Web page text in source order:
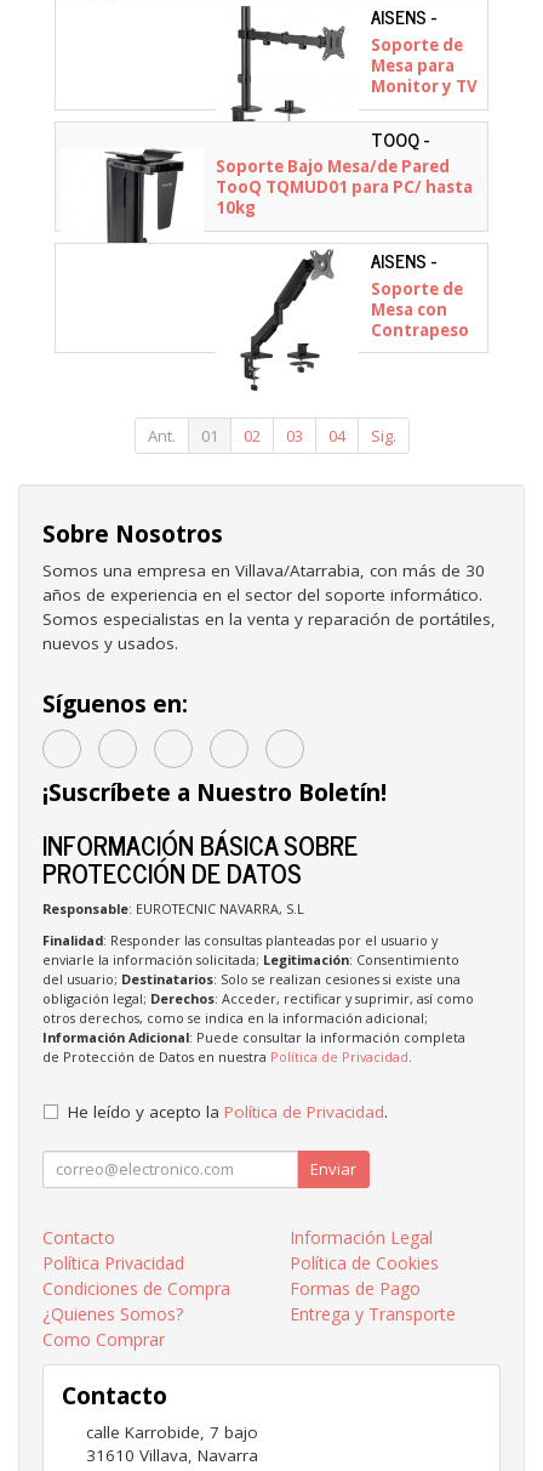
AISENS -
DT32TSR-
147
Soporte de
Mesa para
Monitor y TV
Aisens
DT32TSR-
147/
Giratorio/
Inclinable/
TOOQ -
TQMUD01
Soporte Bajo Mesa/de Pared
TooQ TQMUD01 para PC/ hasta
10kg
AISENS -
DT32TSR-
355
Soporte de
Mesa con
Contrapeso
para Monitor
Giratorio/
Inclinable/
Ant. 01 02 03 04 Sig.
Sobre Nosotros
Somos una empresa en Villava/Atarrabia, con más de 30
años de experiencia en el sector del soporte informático.
Somos especialistas en la venta y reparación de portátiles,
nuevos y usados.
Síguenos en:
¡Suscríbete a Nuestro Boletín!
INFORMACIÓN BÁSICA SOBRE
PROTECCIÓN DE DATOS
Responsable: EUROTECNIC NAVARRA, S.L
Finalidad: Responder las consultas planteadas por el usuario y
enviarle la información solicitada; Legitimación: Consentimiento
del usuario; Destinatarios: Solo se realizan cesiones si existe una
obligación legal; Derechos: Acceder, rectificar y suprimir, así como
otros derechos, como se indica en la información adicional;
Información Adicional: Puede consultar la información completa
de Protección de Datos en nuestra Política de Privacidad.
He leído y acepto la Política de Privacidad.
Enviar
Contacto
Información Legal
Política Privacidad
Política de Cookies
Condiciones de Compra
Formas de Pago
¿Quienes Somos?
Entrega y Transporte
Como Comprar
Contacto
calle Karrobide, 7 bajo
31610 Villava Navarra